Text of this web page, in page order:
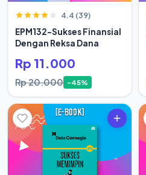
4.4 (39)
EPM132-Sukses Finansial
Dengan Reksa Dana
Rp 11.000
Rp 20.000 -45%